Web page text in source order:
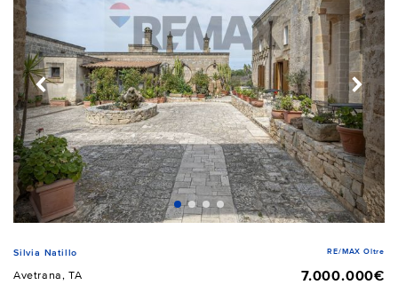
Silvia Natillo RE/MAX Oltre
Avetrana, TA
7.000.000€